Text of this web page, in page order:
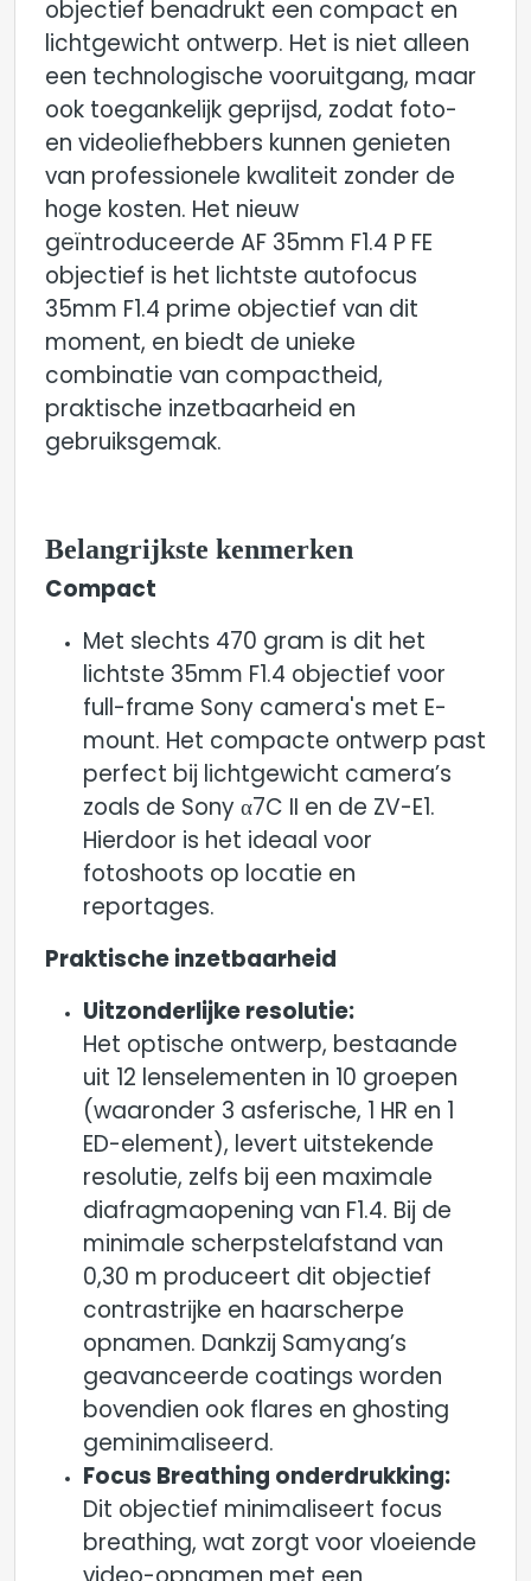
objectief benadrukt een compact en
lichtgewicht ontwerp. Het is niet alleen
een technologische vooruitgang, maar
ook toegankelijk geprijsd, zodat foto-
en videoliefhebbers kunnen genieten
van professionele kwaliteit zonder de
hoge kosten. Het nieuw
geïntroduceerde AF 35mm F1.4 P FE
objectief is het lichtste autofocus
35mm F1.4 prime objectief van dit
moment, en biedt de unieke
combinatie van compactheid,
praktische inzetbaarheid en
gebruiksgemak.
Belangrijkste kenmerken
Compact
Met slechts 470 gram is dit het
lichtste 35mm F1.4 objectief voor
full-frame Sony camera's met E-
mount. Het compacte ontwerp past
perfect bij lichtgewicht camera’s
zoals de Sony α7C II en de ZV-E1.
Hierdoor is het ideaal voor
fotoshoots op locatie en
reportages.
Praktische inzetbaarheid
Uitzonderlijke resolutie:
Het optische ontwerp, bestaande
uit 12 lenselementen in 10 groepen
(waaronder 3 asferische, 1 HR en 1
ED-element), levert uitstekende
resolutie, zelfs bij een maximale
diafragmaopening van F1.4. Bij de
minimale scherpstelafstand van
0,30 m produceert dit objectief
contrastrijke en haarscherpe
opnamen. Dankzij Samyang’s
geavanceerde coatings worden
bovendien ook flares en ghosting
geminimaliseerd.
Focus Breathing onderdrukking:
Dit objectief minimaliseert focus
breathing, wat zorgt voor vloeiende